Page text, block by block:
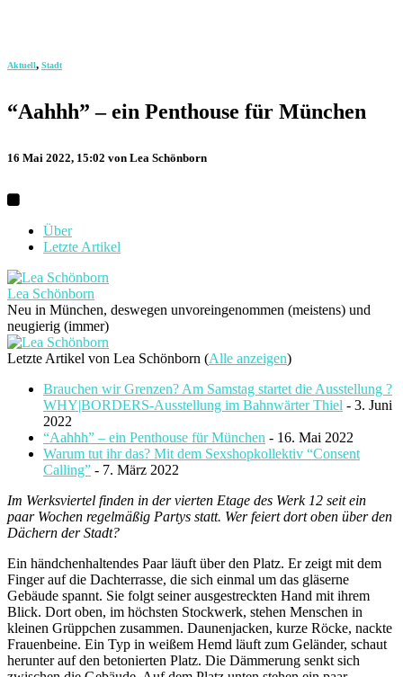
Aktuell, Stadt
“Aahhh” – ein Penthouse für München
16 Mai 2022, 15:02 von Lea Schönborn
Über
Letzte Artikel
Lea Schönborn
Neu in München, deswegen unvoreingenommen (meistens) und
neugierig (immer)
Letzte Artikel von Lea Schönborn (Alle anzeigen)
Brauchen wir Grenzen? Am Samstag startet die Ausstellung ?
WHY|BORDERS-Ausstellung im Bahnwärter Thiel - 3. Juni
2022
“Aahhh” – ein Penthouse für München - 16. Mai 2022
Warum tut ihr das? Mit dem Sexshopkollektiv “Consent
Calling” - 7. März 2022
Im Werksviertel finden in der vierten Etage des Werk 12 seit ein
paar Wochen regelmäßig Partys statt. Wer feiert dort oben über den
Dächern der Stadt?
Ein händchenhaltendes Paar läuft über den Platz. Er zeigt mit dem
Finger auf die Dachterrasse, die sich einmal um das gläserne
Gebäude spannt. Sie folgt seiner ausgestreckten Hand mit ihrem
Blick. Dort oben, im höchsten Stockwerk, stehen Menschen in
kleinen Grüppchen zusammen. Daunenjacken, kurze Röcke, nackte
Frauenbeine. Ein Typ in weißem Hemd läuft zum Geländer, schaut
herunter auf den betonierten Platz. Die Dämmerung senkt sich